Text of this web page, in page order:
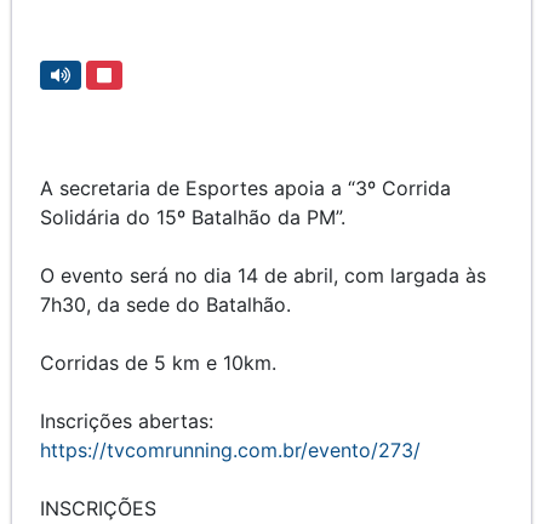
A secretaria de Esportes apoia a “3º Corrida
Solidária do 15º Batalhão da PM”.
O evento será no dia 14 de abril, com largada às
7h30, da sede do Batalhão.
Corridas de 5 km e 10km.
Inscrições abertas:
https://tvcomrunning.com.br/evento/273/
INSCRIÇÕES